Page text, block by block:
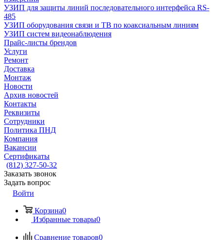
УЗИП для защиты линий последовательного интерфейса RS-
485
УЗИП оборудования связи и ТВ по коаксиальным линиям
УЗИП систем видеонаблюдения
Прайс-листы брендов
Услуги
Ремонт
Доставка
Монтаж
Новости
Архив новостей
Контакты
Реквизиты
Сотрудники
Политика ПНД
Компания
Вакансии
Сертификаты
(812) 327-50-32
Заказать звонок
Задать вопрос
Войти
Корзина0
Избранные товары0
Сравнение товаров0